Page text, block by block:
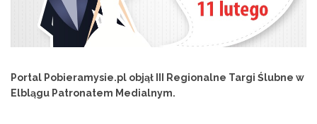
Portal Pobieramysie.pl objął III Regionalne Targi Ślubne w
Elblągu Patronatem Medialnym.